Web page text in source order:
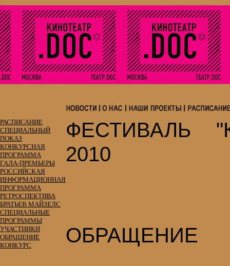
РАСПИСАНИЕ
СПЕЦИАЛЬНЫЙ
ПОКАЗ
КОНКУРСНАЯ
ПРОГРАММА
ГАЛА-ПРЕМЬЕРЫ
РОССИЙСКАЯ
ИНФОРМАЦИОННАЯ
ПРОГРАММА
РЕТРОСПЕКТИВА
БРАТЬЕВ МАЙЗЕЛС
СПЕЦИАЛЬНЫЕ
ПРОГРАММЫ
УЧАСТНИКИ
ОБРАЩЕНИЕ
КОНКУРС
ФЕСТИВАЛЬ
2010
ОБРАЩЕНИЕ